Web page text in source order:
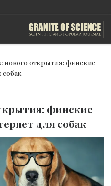
нового открытия: финские
собак
финские
для собак